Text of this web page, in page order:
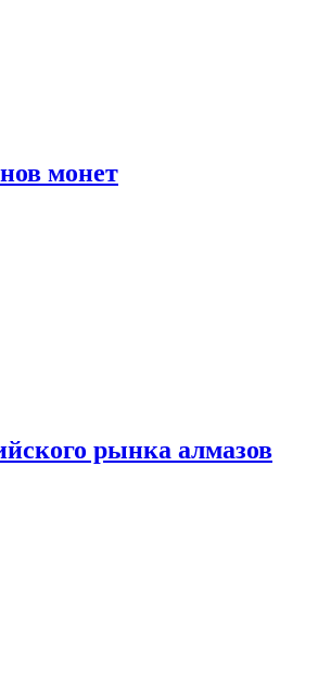
монет
рынка алмазов